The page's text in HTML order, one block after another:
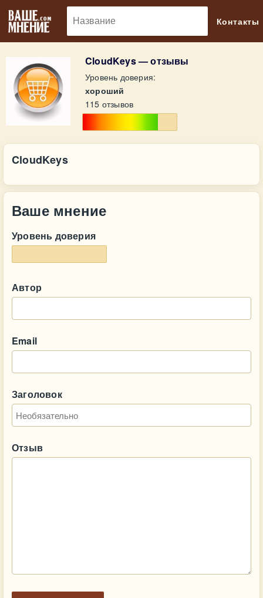
Контакты
CloudKeys — отзывы
Уровень доверия:
хороший
115 отзывов
CloudKeys
Ваше мнение
Уровень доверия
Автор
Email
Заголовок
Отзыв